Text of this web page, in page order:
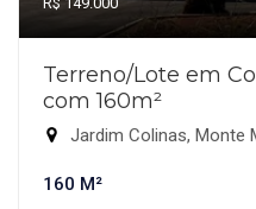
Terreno/Lote em
com 160m²
Jardim Colinas, Monte
160 M²